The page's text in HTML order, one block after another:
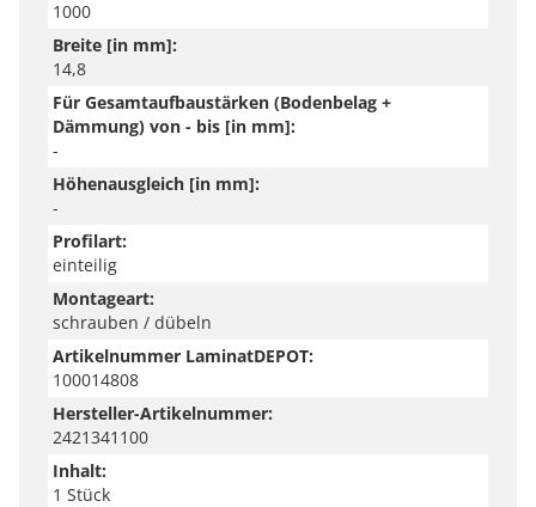
1000
Breite [in mm]:
14,8
Für Gesamtaufbaustärken (Bodenbelag +
Dämmung) von - bis [in mm]:
-
Höhenausgleich [in mm]:
-
Profilart:
einteilig
Montageart:
schrauben / dübeln
Artikelnummer LaminatDEPOT:
100014808
Hersteller-Artikelnummer:
2421341100
Inhalt:
1 Stück